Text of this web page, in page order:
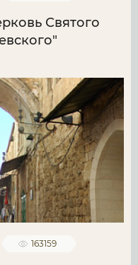
Святого
163159